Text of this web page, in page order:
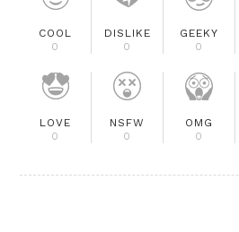
COOL
0
DISLIKE
0
GEEKY
0
LOVE
0
NSFW
0
OMG
0